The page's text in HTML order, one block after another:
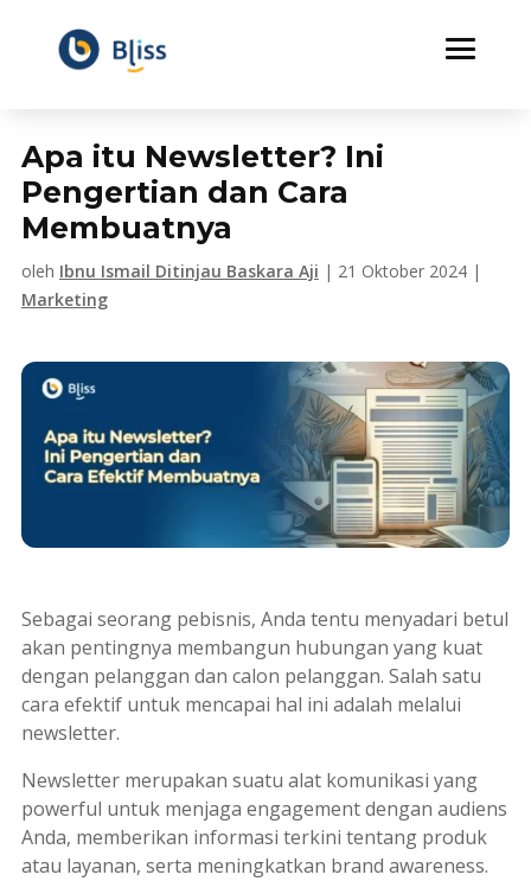
Apa itu Newsletter? Ini
Pengertian dan Cara
Membuatnya
oleh Ibnu Ismail Ditinjau Baskara Aji | 21 Oktober 2024|
Marketing
Sebagai seorang pebisnis, Anda tentu menyadari betul
akan pentingnya membangun hubungan yang kuat
dengan pelanggan dan calon pelanggan. Salah satu
cara efektif untuk mencapai hal ini adalah melalui
newsletter.
Newslettermerupakan suatu alat komunikasi yang
powerful untuk menjaga engagementdengan audiens
Anda, memberikan informasi terkini tentang produk
atau layanan, serta meningkatkan brand awareness.